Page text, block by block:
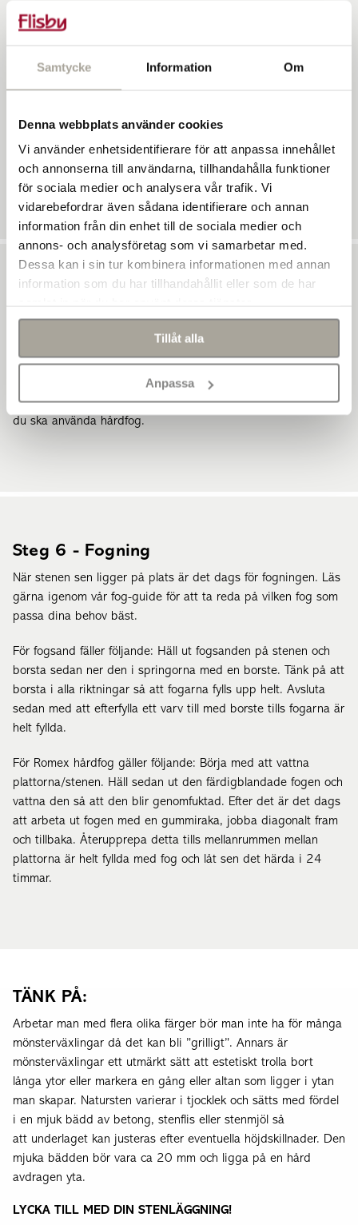
Samtycke Information Om
Denna webbplats använder cookies
Vi använder enhetsidentifierare för att anpassa innehållet
och annonserna till användarna, tillhandahålla funktioner
för sociala medier och analysera vår trafik. Vi
vidarebefordrar även sådana identifierare och annan
information från din enhet till de sociala medier och
annons- och analysföretag som vi samarbetar med.
Dessa kan i sin tur kombinera informationen med annan
information som du har tillhandahållit eller som de har
Tillåt alla
Anpassa
Sen använder du en rätskiva eller bräda för att jämna till ytan.
där de legat.
dränerar inte lika bra och därför rekommenderar vi likt AMA
anläggning 20 stenflis även om det går att köra med stenmjöl
också.
det dags att börja lägga stenplattorna. Se till att stenarna
sitter stabilt i underlaget genom att försiktigt banka på dem
med en gummiklubba. Se till att stenen att det är 3 mm
(enligt AMA) mellan varje sten för fogsand eller 5-6 mm om
du ska använda hårdfog.
Steg 6 - Fogning
När stenen sen ligger på plats är det dags för fogningen. Läs
gärna igenom vår fog-guide för att ta reda på vilken fog som
passa dina behov bäst.
För fogsand fäller följande: Häll ut fogsanden på stenen och
borsta sedan ner den i springorna med en borste. Tänk på att
borsta i alla riktningar så att fogarna fylls upp helt. Avsluta
sedan med att efterfylla ett varv till med borste tills fogarna är
helt fyllda.
För Romex hårdfog gäller följande: Börja med att vattna
plattorna/stenen. Häll sedan ut den färdigblandade fogen och
vattna den så att den blir genomfuktad. Efter det är det dags
att arbeta ut fogen med en gummiraka, jobba diagonalt fram
och tillbaka. Återupprepa detta tills mellanrummen mellan
plattorna är helt fyllda med fog och låt sen det härda i 24
timmar.
TÄNK PÅ:
Arbetar man med flera olika färger bör man inte ha för många
mönsterväxlingar då det kan bli ”grilligt”. Annars är
mönsterväxlingar ett utmärkt sätt att estetiskt trolla bort
långa ytor eller markera en gång eller altan som ligger i ytan
man skapar. Natursten varierar i tjocklek och sätts med fördel
i en mjuk bädd av betong, stenflis eller stenmjöl så
att underlaget kan justeras efter eventuella höjdskillnader. Den
mjuka bädden bör vara ca 20 mm och ligga på en hård
avdragen yta.
LYCKA TILL MED DIN STENLÄGGNING!